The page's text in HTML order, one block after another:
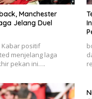
Manchester
Jelang Duel
Kabar positif
menjelang laga
pekan ini….